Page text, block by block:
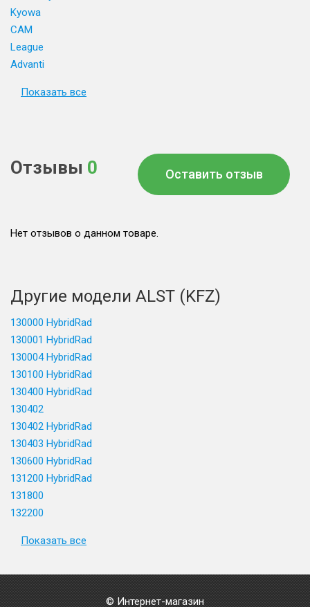
Kyowa
CAM
League
Advanti
Показать все
Отзывы 0 Оставить отзыв
Нет отзывов о данном товаре.
Другие модели ALST (KFZ)
130000 HybridRad
130001 HybridRad
130004 HybridRad
130100 HybridRad
130400 HybridRad
130402
130402 HybridRad
130403 HybridRad
130600 HybridRad
131200 HybridRad
131800
132200
Показать все
© Интернет-магазин